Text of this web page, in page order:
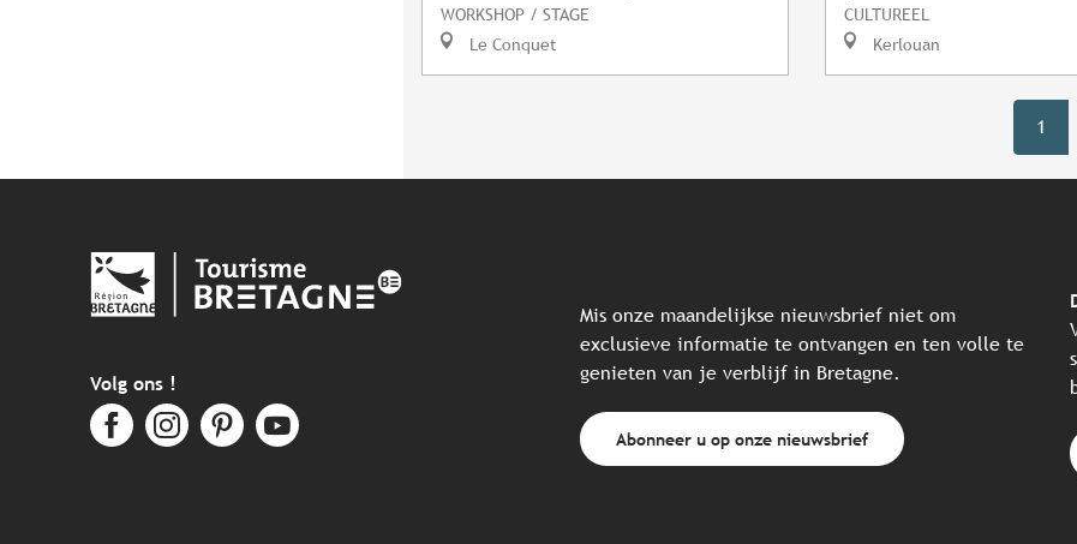
WORKSHOP / STAGE
Le Conquet
CULTUREEL
Kerlouan
1
Volg ons !
Mis onze maandelijkse nieuwsbrief niet om
exclusieve informatie te ontvangen en ten volle te
genieten van je verblijf in Bretagne.
Abonneer u op onze nieuwsbrief